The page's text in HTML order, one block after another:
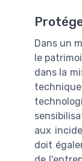
Dans un
le
dans la
aux
doit